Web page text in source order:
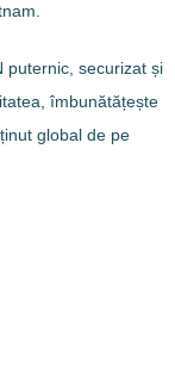
puternic, securizat și
îmbunătățește
global de pe